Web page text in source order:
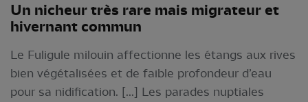
Un nicheur très rare mais migrateur et
hivernant commun
Le Fuligule milouin affectionne les étangs aux rives
bien végétalisées et de faible profondeur d’eau
pour sa nidification. [...] Les parades nuptiales